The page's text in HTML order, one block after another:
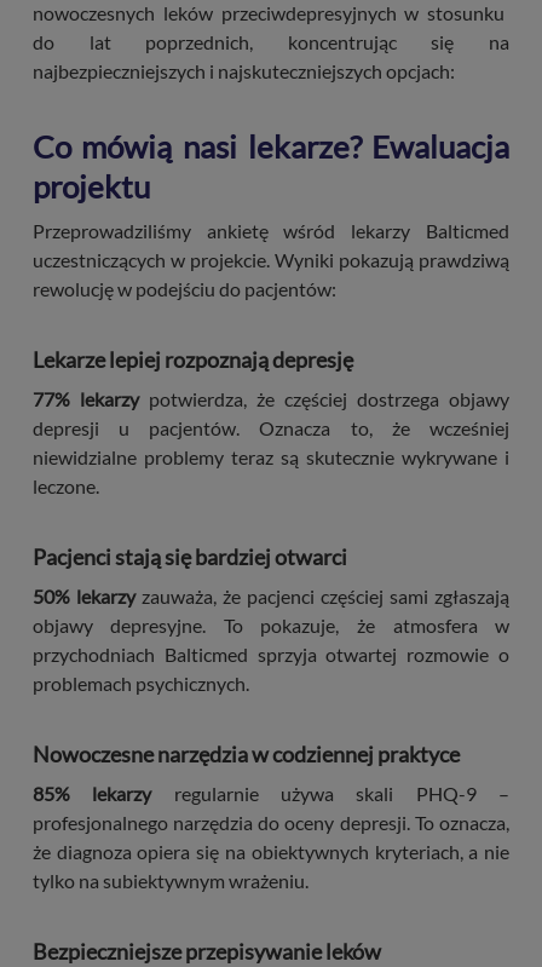
nowoczesnych leków przeciwdepresyjnych w stosunku
do lat poprzednich, koncentrując się na
najbezpieczniejszych i najskuteczniejszych opcjach:
Co mówią nasi lekarze? Ewaluacja
projektu
Przeprowadziliśmy ankietę wśród lekarzy Balticmed
uczestniczących w projekcie. Wyniki pokazują prawdziwą
rewolucję w podejściu do pacjentów:
Lekarze lepiej rozpoznają depresję
77% lekarzypotwierdza, że częściej dostrzega objawy
depresji u pacjentów. Oznacza to, że wcześniej
niewidzialne problemy teraz są skutecznie wykrywane i
leczone.
Pacjenci stają się bardziej otwarci
50% lekarzyzauważa, że pacjenci częściej sami zgłaszają
objawy depresyjne. To pokazuje, że atmosfera w
przychodniach Balticmed sprzyja otwartej rozmowie o
problemach psychicznych.
Nowoczesne narzędzia w codziennej praktyce
85% lekarzyregularnie używa skali PHQ-9 –
profesjonalnego narzędzia do oceny depresji. To oznacza,
że diagnoza opiera się na obiektywnych kryteriach, a nie
tylko na subiektywnym wrażeniu.
Bezpieczniejsze przepisywanie leków